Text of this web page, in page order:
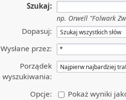
Szukaj:
np. Orwell "Folwark
Dopasuj:
Wysłane przez:
Porządek
wyszukiwania:
Opcje:
Pokaż wyniki